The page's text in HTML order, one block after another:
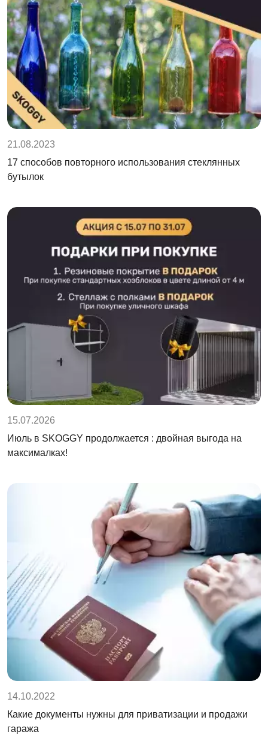
21.08.2023
17 способов повторного использования стеклянных
бутылок
15.07.2026
Июль в SKOGGY продолжается : двойная выгода на
максималках!
14.10.2022
Какие документы нужны для приватизации и продажи
гаража